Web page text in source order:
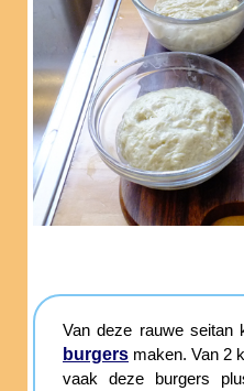
Van deze rauwe seitan
burgers maken. Van 2
vaak deze burgers